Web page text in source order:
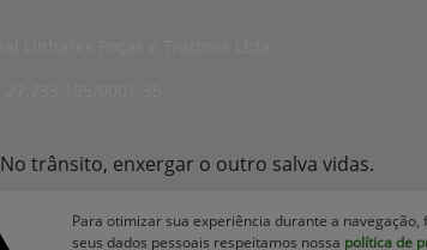
No trânsito, enxergar o outro salva vidas.
Para otimizar sua experiência durante a
seus dados pessoais respeitamos nossa política de